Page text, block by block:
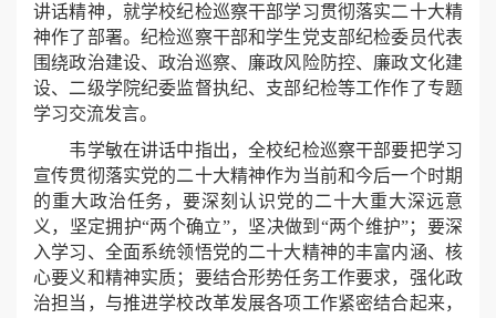
讲话精神，就学校纪检巡察干部学习贯彻落实二十大精
神作了部署。纪检巡察干部和学生党支部纪检委员代表
围绕政治建设、政治巡察、廉政风险防控、廉政文化建
设、二级学院纪委监督执纪、支部纪检等工作作了专题
学习交流发言。
韦学敏在讲话中指出，全校纪检巡察干部要把学习
宣传贯彻落实党的二十大精神作为当前和今后一个时期
的重大政治任务，要深刻认识党的二十大重大深远意
义，坚定拥护“两个确立”，坚决做到“两个维护”；要深
入学习、全面系统领悟党的二十大精神的丰富内涵、核
心要义和精神实质；要结合形势任务工作要求，强化政
治担当，与推进学校改革发展各项工作紧密结合起来，